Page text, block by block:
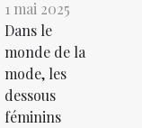
1 mai 2025
Dans le
monde de la
mode, les
dessous
féminins